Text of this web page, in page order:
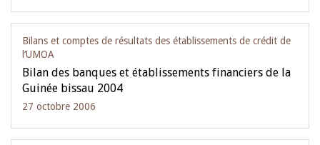
Bilans et comptes de résultats des établissements de crédit de
l‘UMOA
Bilan des banques et établissements financiers de la
Guinée bissau 2004
27 octobre 2006